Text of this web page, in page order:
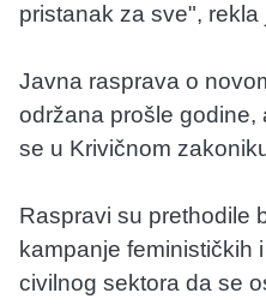
pristanak za sve", rekla
Javna rasprava o
održana prošle godine,
se u Krivičnom
Raspravi su prethodile
kampanje feminističkih
civilnog sektora da se